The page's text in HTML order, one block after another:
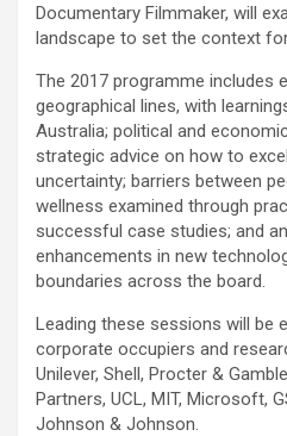
Documentary Filmmaker, will
landscape to set the context
The 2017 programme includes
geographical lines, with
Australia; political and
strategic advice on how to
uncertainty; barriers between
wellness examined through
successful case studies; and
enhancements in new
boundaries across the board.
Leading these sessions will be
corporate occupiers and
Unilever, Shell, Procter &
Partners, UCL, MIT, Microsoft,
Johnson & Johnson.